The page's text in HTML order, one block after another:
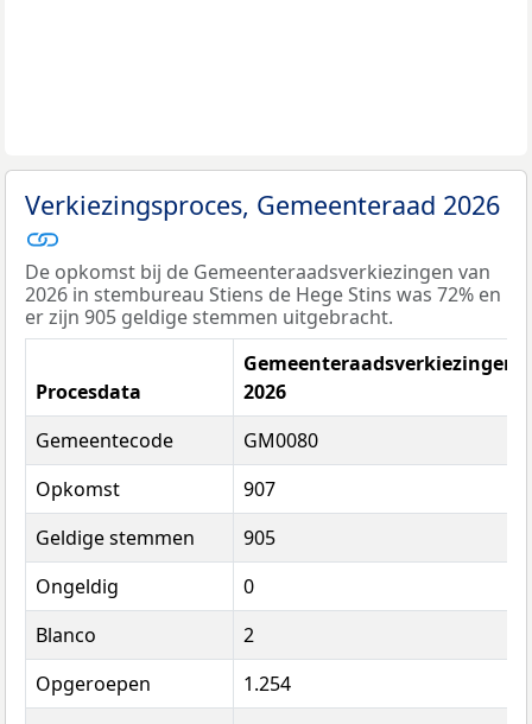
Verkiezingsproces, Gemeenteraad 2026
De opkomst bij de Gemeenteraadsverkiezingen van
2026 in stembureau Stiens de Hege Stins was 72% en
er zijn 905 geldige stemmen uitgebracht.
Procesdata
Gemeenteraadsverkiezingen
2026
Gemeentecode
GM0080
Opkomst
907
Geldige stemmen
905
Ongeldig
0
Blanco
2
Opgeroepen
1.254